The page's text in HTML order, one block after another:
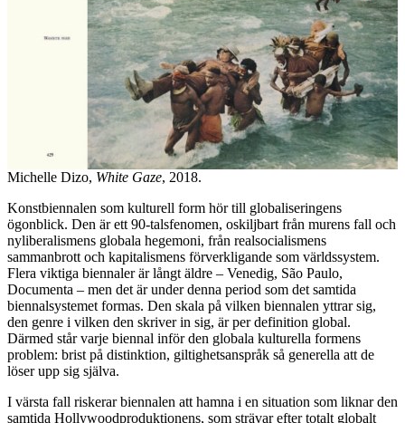
Michelle Dizo, White Gaze, 2018.
Konstbiennalen som kulturell form hör till globaliseringens
ögonblick. Den är ett 90-talsfenomen, oskiljbart från murens fall och
nyliberalismens globala hegemoni, från realsocialismens
sammanbrott och kapitalismens förverkligande som världssystem.
Flera viktiga biennaler är långt äldre – Venedig, São Paulo,
Documenta – men det är under denna period som det samtida
biennalsystemet formas. Den skala på vilken biennalen yttrar sig,
den genre i vilken den skriver in sig, är per definition global.
Därmed står varje biennal inför den globala kulturella formens
problem: brist på distinktion, giltighetsanspråk så generella att de
löser upp sig själva.
I värsta fall riskerar biennalen att hamna i en situation som liknar den
samtida Hollywoodproduktionens, som strävar efter totalt globalt